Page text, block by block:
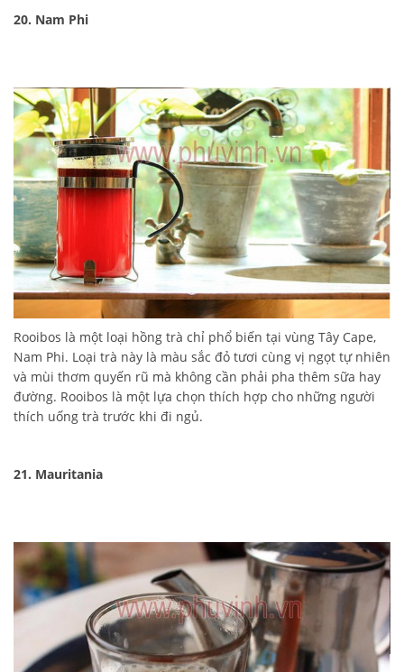
20. Nam Phi
Rooibos là một loại hồng trà chỉ phổ biến tại vùng Tây Cape,
Nam Phi. Loại trà này là màu sắc đỏ tươi cùng vị ngọt tự nhiên
và mùi thơm quyến rũ mà không cần phải pha thêm sữa hay
đường. Rooibos là một lựa chọn thích hợp cho những người
thích uống trà trước khi đi ngủ.
21. Mauritania